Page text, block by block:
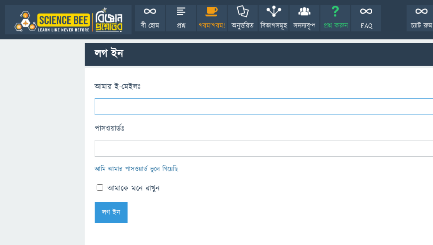
বী হোম প্রশ্ন গরমাগরম! অনুত্তরিত বিভাগসমূহ সদস্যবৃন্দ প্রশ্ন করুন FAQ চ্যাট রুম
লগ ইন
আমার ই-মেইলঃ
পাসওয়ার্ডঃ
আমি আমার পাসওয়ার্ড ভুলে গিয়েছি
আমাকে মনে রাখুন